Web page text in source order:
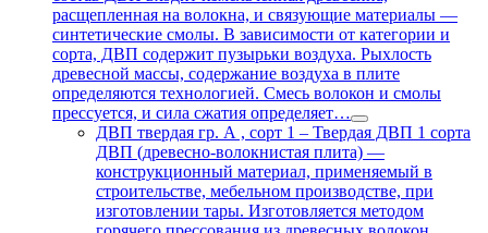
расщепленная на волокна, и связующие материалы —
синтетические смолы. В зависимости от категории и
сорта, ДВП содержит пузырьки воздуха. Рыхлость
древесной массы, содержание воздуха в плите
определяются технологией. Смесь волокон и смолы
прессуется, и сила сжатия определяет…
ДВП твердая гр. А , сорт 1 – Твердая ДВП 1 сорта
ДВП (древесно-волокнистая плита) —
конструкционный материал, применяемый в
строительстве, мебельном производстве, при
изготовлении тары. Изготовляется методом